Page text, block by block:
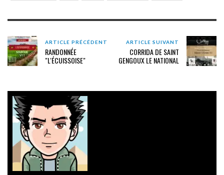
ARTICLE PRÉCÉDENT
RANDONNÉE
"L'ÉCUISSOISE"
ARTICLE SUIVANT
CORRIDA DE SAINT
GENGOUX LE NATIONAL